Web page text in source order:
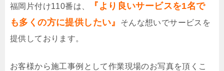
福岡片付け110番は、
『より良いサービスを1名で
も多くの方に提供したい』
そんな想いでサービスを
提供しております。
お客様から施工事例として作業現場のお写真を頂くこ